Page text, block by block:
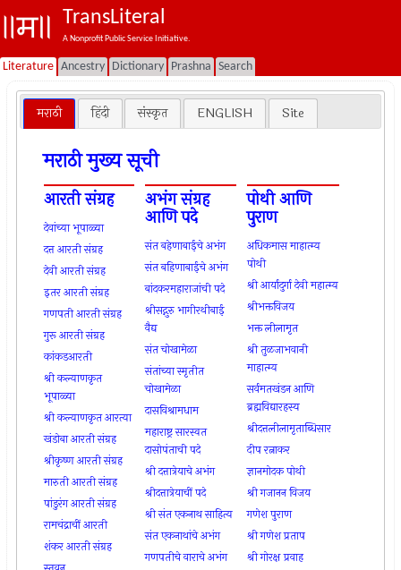
TransLiteral
A Nonprofit Public Service Initiative.
Literature Ancestry Dictionary Prashna Search
मराठी हिंदी संस्कृत ENGLISH Site
मराठी मुख्य सूची
आरती संग्रह
देवांच्या भूपाळ्या
दत्त आरती संग्रह
देवी आरती संग्रह
इतर आरती संग्रह
गणपती आरती संग्रह
गुरू आरती संग्रह
कांकडआरती
श्री कल्याणकृत
भूपाळ्या
श्री कल्याणकृत आरत्या
खंडोबा आरती संग्रह
श्रीकृष्ण आरती संग्रह
मारुती आरती संग्रह
पांडुरंग आरती संग्रह
रामचंद्राचीं आरती
शंकर आरती संग्रह
अभंग संग्रह
आणि पदे
संत बहेणाबाईचे अभंग
संत बहिणाबाईचे अभंग
बांदकरमहाराजांची पदे
श्रीसद्गुरु भागीरथीबाई
वैद्य
संत चोखामेळा
संतांच्या स्मृतीत
चोखामेळा
दासविश्रामधाम
महाराष्ट्र सारस्वत
दासोपंताची पदे
श्री दत्तात्रेयाचे अभंग
श्रीदत्तात्रेयाचीं पदे
श्री संत एकनाथ साहित्य
संत एकनाथांचे अभंग
गणपतीचे वाराचे अभंग
पोथी आणि
पुराण
अधिकमास माहात्म्य
पोथी
श्री आर्यादुर्गा देवी महात्म्य
श्रीभक्तविजय
भक्त लीलामृत
श्री तुळजाभवानी
माहात्म्य
सर्वमतखंडन आणि
ब्रह्मविद्यारहस्य
श्रीदत्तलीलामृताब्धिसार
दीप रत्नाकर
ज्ञानमोदक पोथी
श्री गजानन विजय
गणेश पुराण
श्री गणेश प्रताप
श्री गोरक्ष प्रवाह